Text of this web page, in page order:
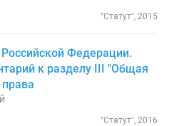
"Статут", 2015
Федерации.
к разделу III "Общая
"Статут", 2016